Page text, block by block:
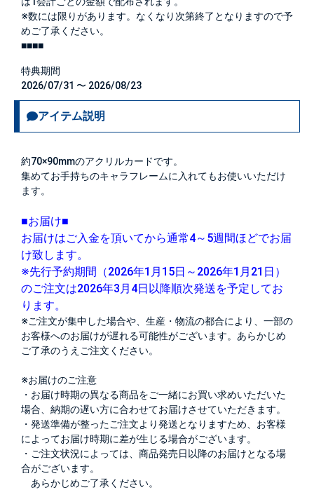
※数には限りがあります。なくなり次第終了となりますので予
めご了承ください。
■■■■
特典期間
2026/07/31 〜 2026/08/23
アイテム説明
約70×90mmのアクリルカードです。
集めてお手持ちのキャラフレームに入れてもお使いいただけ
ます。
■お届け■
お届けはご入金を頂いてから通常4～5週間ほどでお届
け致します。
※先行予約期間（2026年1月15日～2026年1月21日）
のご注文は2026年3月4日以降順次発送を予定してお
ります。
※ご注文が集中した場合や、生産・物流の都合により、一部の
お客様へのお届けが遅れる可能性がございます。あらかじめ
ご了承のうえご注文ください。
※お届けのご注意
・お届け時期の異なる商品をご一緒にお買い求めいただいた
場合、納期の遅い方に合わせてお届けさせていただきます。
・発送準備が整ったご注文より発送となりますため、お客様
によってお届け時期に差が生じる場合がございます。
・ご注文状況によっては、商品発売日以降のお届けとなる場
合がございます。
あらかじめご了承ください。